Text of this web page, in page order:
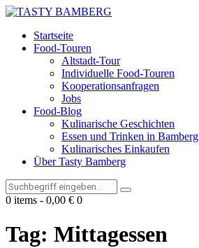
Startseite
Food-Touren
Altstadt-Tour
Individuelle Food-Touren
Kooperationsanfragen
Jobs
Food-Blog
Kulinarische Geschichten
Essen und Trinken in Bamberg
Kulinarisches Einkaufen
Über Tasty Bamberg
0 items - 0,00 € 0
Tag: Mittagessen